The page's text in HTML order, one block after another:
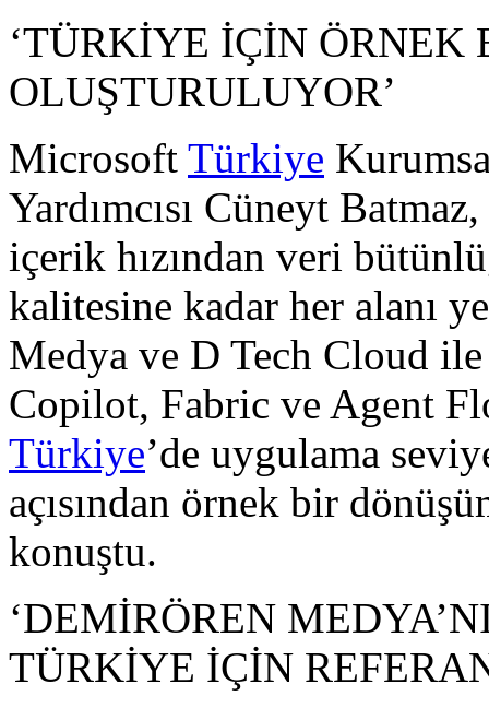
‘TÜRKİYE İÇİN ÖRNEK
OLUŞTURULUYOR’
Microsoft Türkiye
Yardımcısı Cüneyt
içerik hızından veri
kalitesine kadar her alanı
Medya ve D Tech Cloud
Copilot, Fabric ve Agent
Türkiye’de uygulama
açısından örnek bir
konuştu.
‘DEMİRÖREN
TÜRKİYE İÇİN